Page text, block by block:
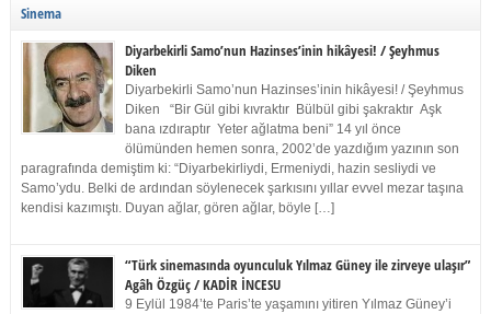
Sinema
Diyarbekirli Samo’nun Hazinses’inin hikâyesi! / Şeyhmus
Diken
Diyarbekirli Samo’nun Hazinses’inin hikâyesi! / Şeyhmus
Diken “Bir Gül gibi kıvraktır Bülbül gibi şakraktır Aşk
bana ızdıraptır Yeter ağlatma beni” 14 yıl önce
ölümünden hemen sonra, 2002’de yazdığım yazının son
paragrafında demiştim ki: “Diyarbekirliydi, Ermeniydi, hazin sesliydi ve
Samo’ydu. Belki de ardından söylenecek şarkısını yıllar evvel mezar taşına
kendisi kazımıştı. Duyan ağlar, gören ağlar, böyle […]
“Türk sinemasında oyunculuk Yılmaz Güney ile zirveye ulaşır”
Agâh Özgüç / KADİR İNCESU
9 Eylül 1984’te Paris’te yaşamını yitiren Yılmaz Güney’i